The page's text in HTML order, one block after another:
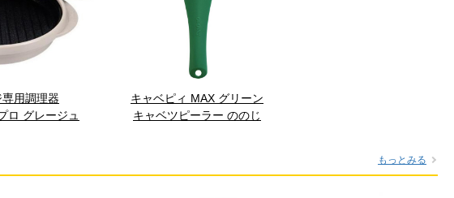
用調理器
ロ グレージュ
キャベピィ MAX グリーン
キャベツピーラー ののじ
もっとみる